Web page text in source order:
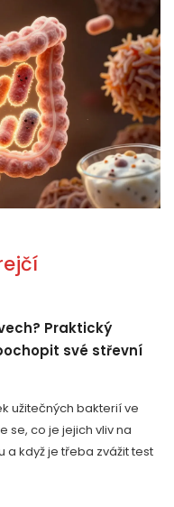
Praktický
své střevní
užitečných bakterií ve
se, co je jejich vliv na
a když je třeba zvážit test